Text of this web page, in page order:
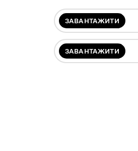
ЗАВАНТАЖИТИ
ЗАВАНТАЖИТИ